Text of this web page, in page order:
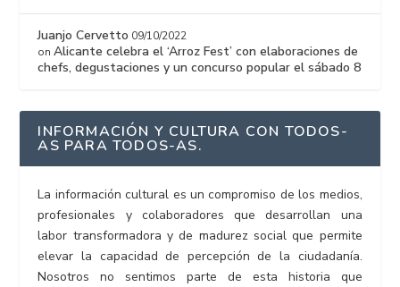
Juanjo Cervetto 09/10/2022
onAlicante celebra el ‘Arroz Fest’ con elaboraciones de
chefs, degustaciones y un concurso popular el sábado 8
INFORMACIÓN Y CULTURA CON TODOS-
AS PARA TODOS-AS.
La información cultural es un compromiso de los medios,
profesionales y colaboradores que desarrollan una
labor transformadora y de madurez social que permite
elevar la capacidad de percepción de la ciudadanía.
Nosotros no sentimos parte de esta historia que